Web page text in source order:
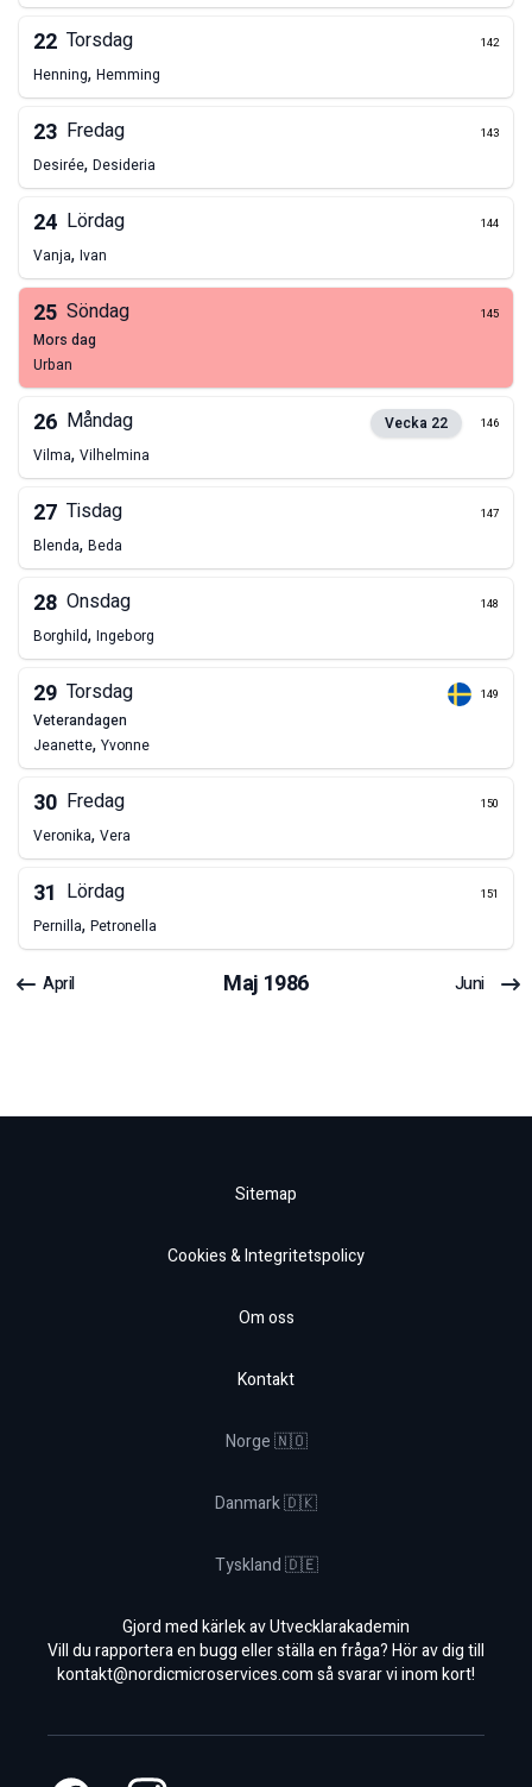
22 Torsdag 142
Henning, Hemming
23 Fredag 143
Desirée, Desideria
24 Lördag 144
Vanja, Ivan
25 Söndag 145
mors dag
Urban
26 Måndag Vecka 22 146
Vilma, Vilhelmina
27 Tisdag 147
Blenda, Beda
28 Onsdag 148
Borghild, Ingeborg
29 Torsdag 149
veterandagen
Jeanette, Yvonne
30 Fredag 150
Veronika, Vera
31 Lördag 151
Pernilla, Petronella
April Maj 1986 Juni
Sitemap
Cookies & Integritetspolicy
Om oss
Kontakt
Norge 🇳🇴
Danmark 🇩🇰
Tyskland 🇩🇪
Gjord med kärlek av Utvecklarakademin
Vill du rapportera en bugg eller ställa en fråga? Hör av dig till
kontakt@nordicmicroservices.comså svarar vi inom kort!